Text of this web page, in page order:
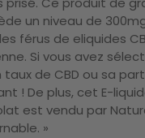
un niveau de
férus de eliquides
Si vous avez
de CBD ou sa
! De plus, cet E-
est vendu par
»